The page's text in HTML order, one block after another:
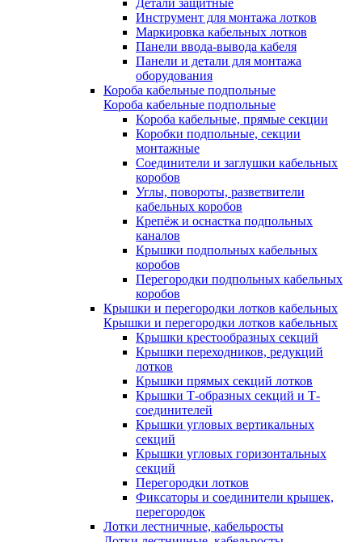
Детали защитные
Инструмент для монтажа лотков
Маркировка кабельных лотков
Панели ввода-вывода кабеля
Панели и детали для монтажа
оборудования
Короба кабельные подпольные
Короба кабельные подпольные
Короба кабельные, прямые секции
Коробки подпольные, секции
монтажные
Соединители и заглушки кабельных
коробов
Углы, повороты, разветвители
кабельных коробов
Крепёж и оснастка подпольных
каналов
Крышки подпольных кабельных
коробов
Перегородки подпольных кабельных
коробов
Крышки и перегородки лотков кабельных
Крышки и перегородки лотков кабельных
Крышки крестообразных секций
Крышки переходников, редукций
лотков
Крышки прямых секций лотков
Крышки Т-образных секций и Т-
соединителей
Крышки угловых вертикальных
секций
Крышки угловых горизонтальных
секций
Перегородки лотков
Фиксаторы и соединители крышек,
перегородок
Лотки лестничные, кабельросты